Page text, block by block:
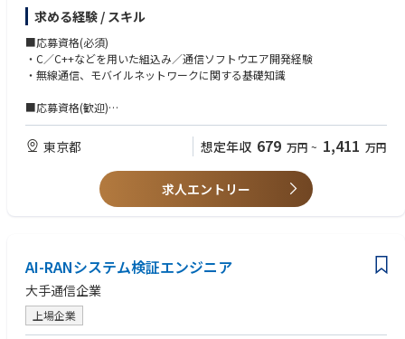
■職務内容
【ミッション】
AI-RAN／Open RAN基地局ソフトウエアの開発を通じて、5G Advancedお
よび将来の6G時代を支える高性能・高品質な無線アクセスネットワークの
【主な業務】
・AI-RAN／Open RAN基地局ソフトウエア（Layer1～Layer3）の設計・実
装
・GPU／CUDAを活用したアクセラレーション技術の開発
・RANソフトウエアの性能最適化および機能拡張
・AI-RANを含む次世代RANアーキテクチャの設計・実装
ウエア開発
・C／C++を用いた基地局ソフトウエアの設計・実装
・3GPP仕様に基づく無線通信機能の設計・実装・性能最適化
・GPU／CUDAを活用したアクセラレーション技術の実装・最適化
求める経験 / スキル
■応募資格(必須)
・C／C++などを用いた組込み／通信ソフトウエア開発経験
・無線通信、モバイルネットワークに関する基礎知識
■応募資格(歓迎)
・RANソフトウエア開発経験（Layer1（PHY）またはLayer2／3（MAC、R
LC、PDCP、RRC）のいずれか）
・Open RAN、vRAN、AI-RANなど次世代RANアーキテクチャに関する知
・GPU、CUDA、DPDK、RDMAなどを活用した高性能ソフトウエア開発ま
たは性能最適化の実務経験
・英語ドキュメントの読解／英語による社内外とのコミュニケーション能
力
東京都 想定年収 679 万円 ~ 1,411 万円
求人エントリー
AI-RANシステム検証エンジニア
大手通信企業
上場企業